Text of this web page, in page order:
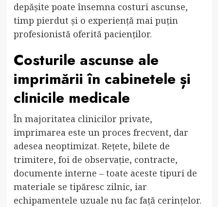
depășite poate însemna costuri ascunse,
timp pierdut și o experiență mai puțin
profesionistă oferită pacienților.
Costurile ascunse ale
imprimării în cabinetele și
clinicile medicale
În majoritatea clinicilor private,
imprimarea este un proces frecvent, dar
adesea neoptimizat. Rețete, bilete de
trimitere, foi de observație, contracte,
documente interne – toate aceste tipuri de
materiale se tipăresc zilnic, iar
echipamentele uzuale nu fac față cerințelor.